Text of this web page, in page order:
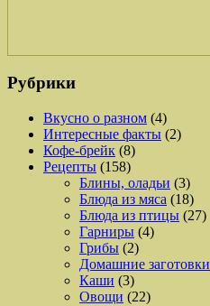
Рубрики
Вкусно о разном (4)
Интересные факты (2)
Кофе-брейк (8)
Рецепты (158)
Блины, оладьи (3)
Блюда из мяса (18)
Блюда из птицы (27)
Гарниры (4)
Грибы (2)
Домашние заготовки
Каши (3)
Овощи (22)